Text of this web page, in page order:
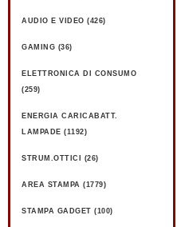
AUDIO E VIDEO (426)
GAMING (36)
ELETTRONICA DI CONSUMO
(259)
ENERGIA CARICABATT.
LAMPADE (1192)
STRUM.OTTICI (26)
AREA STAMPA (1779)
STAMPA GADGET (100)